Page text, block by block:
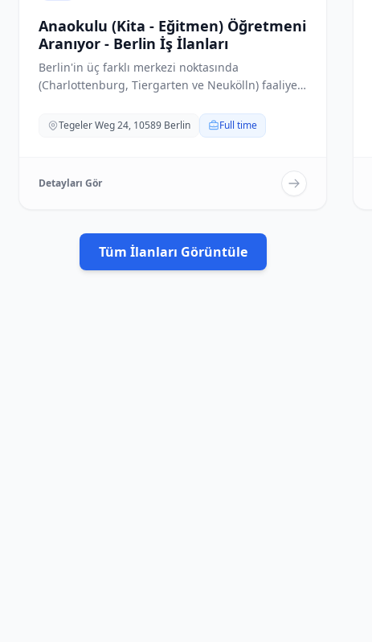
Anaokulu (Kita - Eğitmen) Öğretmeni
Aranıyor - Berlin İş İlanları
Berlin'in üç farklı merkezi noktasında
(Charlottenburg, Tiergarten ve Neukölln) faaliyet
Tegeler Weg 24, 10589 Berlin Full time
Detayları Gör
Tüm İlanları Görüntüle